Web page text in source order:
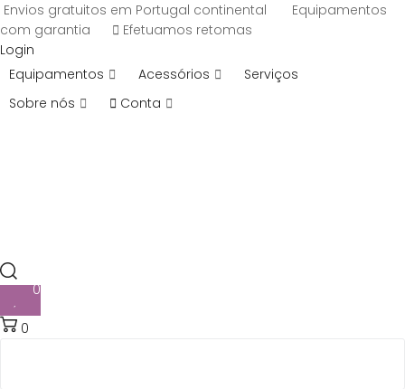
Envios gratuitos em Portugal continental
Equipamentos
com garantia
Efetuamos retomas
Login
Equipamentos
Acessórios
Serviços
Sobre nós
Conta
0
0